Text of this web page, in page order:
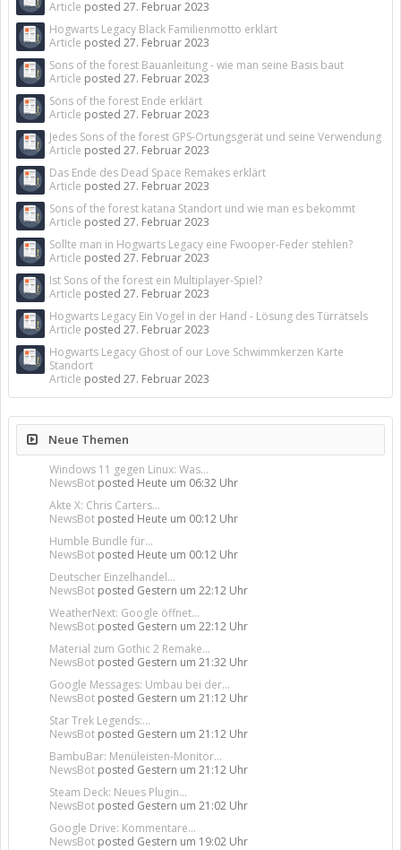
Article posted 27. Februar 2023
Hogwarts Legacy Black Familienmotto erklärt
Article posted 27. Februar 2023
Sons of the forest Bauanleitung - wie man seine Basis baut
Article posted 27. Februar 2023
Sons of the forest Ende erklärt
Article posted 27. Februar 2023
Jedes Sons of the forest GPS-Ortungsgerät und seine Verwendung
Article posted 27. Februar 2023
Das Ende des Dead Space Remakes erklärt
Article posted 27. Februar 2023
Sons of the forest katana Standort und wie man es bekommt
Article posted 27. Februar 2023
Sollte man in Hogwarts Legacy eine Fwooper-Feder stehlen?
Article posted 27. Februar 2023
Ist Sons of the forest ein Multiplayer-Spiel?
Article posted 27. Februar 2023
Hogwarts Legacy Ein Vogel in der Hand - Lösung des Türrätsels
Article posted 27. Februar 2023
Hogwarts Legacy Ghost of our Love Schwimmkerzen Karte
Standort
Article posted 27. Februar 2023
Neue Themen
Windows 11 gegen Linux: Was...
NewsBot posted Heute um 06:32 Uhr
Akte X: Chris Carters...
NewsBot posted Heute um 00:12 Uhr
Humble Bundle für...
NewsBot posted Heute um 00:12 Uhr
Deutscher Einzelhandel...
NewsBot posted Gestern um 22:12 Uhr
WeatherNext: Google öffnet...
NewsBot posted Gestern um 22:12 Uhr
Material zum Gothic 2 Remake...
NewsBot posted Gestern um 21:32 Uhr
Google Messages: Umbau bei der...
NewsBot posted Gestern um 21:12 Uhr
Star Trek Legends:...
NewsBot posted Gestern um 21:12 Uhr
BambuBar: Menüleisten-Monitor...
NewsBot posted Gestern um 21:12 Uhr
Steam Deck: Neues Plugin...
NewsBot posted Gestern um 21:02 Uhr
Google Drive: Kommentare...
NewsBot posted Gestern um 19:02 Uhr